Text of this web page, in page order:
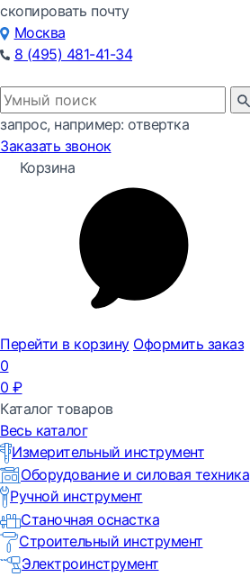
скопировать почту
Москва
8 (495) 481-41-34
запрос, например: отвертка
Заказать звонок
Корзина
Перейти в корзину Оформить заказ
0
0 ₽
Каталог товаров
Весь каталог
Измерительный инструмент
Оборудование и силовая техника
Ручной инструмент
Станочная оснастка
Строительный инструмент
Электроинструмент